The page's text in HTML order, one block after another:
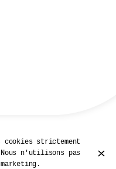
cookies strictement
n'utilisons pas